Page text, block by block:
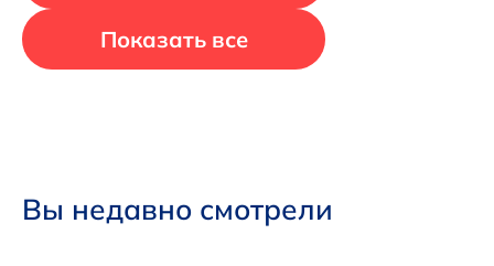
Показать все
Вы недавно смотрели